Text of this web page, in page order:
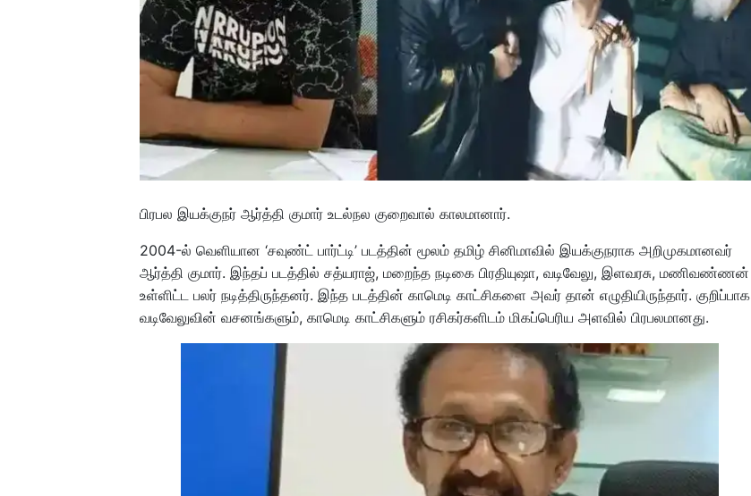
பிரபல இயக்குநர் ஆர்த்தி குமார் உடல்நல குறைவால் காலமானார்.
2004-ல் வெளியான ‘சவுண்ட் பார்ட்டி’ படத்தின் மூலம் தமிழ் சினிமாவில் இயக்குநராக அறிமுகமானவர்
ஆர்த்தி குமார். இந்தப் படத்தில் சத்யராஜ், மறைந்த நடிகை பிரதியுஷா, வடிவேலு, இளவரசு, மணிவண்ணன்
உள்ளிட்ட பலர் நடித்திருந்தனர். இந்த படத்தின் காமெடி காட்சிகளை அவர் தான் எழுதியிருந்தார். குறிப்பாக
வடிவேலுவின் வசனங்களும், காமெடி காட்சிகளும் ரசிகர்களிடம் மிகப்பெரிய அளவில் பிரபலமானது.